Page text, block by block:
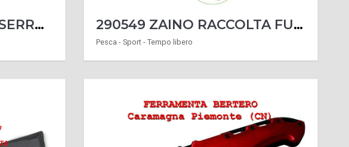
COLTELLO - COLTELLI SERRAMANICO CACCIA MODELLO FALCO 290549 ZAINO RACCOLTA FUNGHI CAMOR 30X30X25 CESTO VIMINI
Pesca - Sport - Tempo libero